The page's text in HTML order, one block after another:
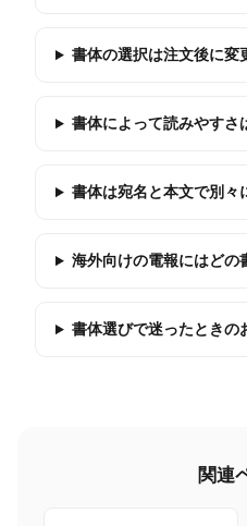
書体の選択は注文後に変
書体によって読みやすさ
書体は宛名と本文で別々
海外向けの電報にはどの
書体選びで迷ったときの
関連